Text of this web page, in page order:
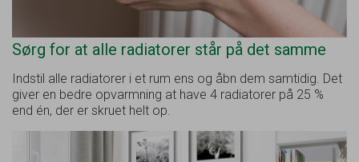
Sørg for at alle radiatorer står på det samme
Indstil alle radiatorer i et rum ens og åbn dem samtidig. Det
giver en bedre opvarmning at have 4 radiatorer på 25 %
end én, der er skruet helt op.